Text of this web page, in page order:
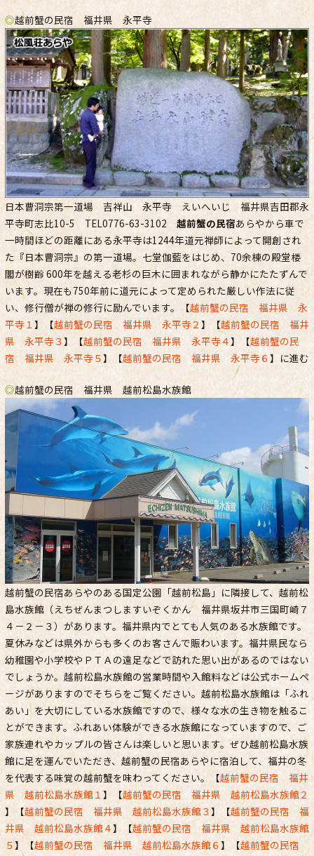
◎越前蟹の民宿 福井県 永平寺
日本曹洞宗第一道場 吉祥山 永平寺 えいへいじ 福井県吉田郡永
平寺町志比10-5 TEL0776-63-3102 越前蟹の民宿あらやから車で
一時間ほどの距離にある永平寺は1244年道元禅師によって開創され
た『日本曹洞宗』の第一道場。七堂伽藍をはじめ、70余棟の殿堂楼
閣が樹齢 600年を越える老杉の巨木に囲まれながら静かにたたずんで
います。現在も750年前に道元によって定められた厳しい作法に従
い、修行僧が禅の修行に励んでいます。【越前蟹の民宿 福井県 永
平寺１】【越前蟹の民宿 福井県 永平寺２】【越前蟹の民宿 福井
県 永平寺３】【越前蟹の民宿 福井県 永平寺４】【越前蟹の民
宿 福井県 永平寺５】【越前蟹の民宿 福井県 永平寺６】に進む
◎越前蟹の民宿 福井県 越前松島水族館
越前蟹の民宿あらやのある国定公園「越前松島」に隣接して、越前松
島水族館（えちぜんまつしますいぞくかん 福井県坂井市三国町崎７
４－２－３）があります。福井県内でとても人気のある水族館です。
夏休みなどは県外からも多くのお客さんで賑わいます。福井県民なら
幼稚園や小学校やＰＴＡの遠足などで訪れた思い出があるのではない
でしょうか。越前松島水族館の営業時間や入館料などは公式ホームペ
ージがありますのでそちらをご覧ください。越前松島水族館は「ふれ
あい」を大切にしている水族館ですので、様々な水の生き物を触るこ
とができます。ふれあい体験ができる水族館になっていますので、ご
家族連れやカップルの皆さんは楽しいと思います。ぜひ越前松島水族
館に足を運んでいただき、越前蟹の民宿あらやに宿泊して、福井の冬
を代表する味覚の越前蟹を味わってください。【越前蟹の民宿 福井
県 越前松島水族館１】【越前蟹の民宿 福井県 越前松島水族館２
】【越前蟹の民宿 福井県 越前松島水族館３】【越前蟹の民宿 福
井県 越前松島水族館４】【越前蟹の民宿 福井県 越前松島水族館
５】【越前蟹の民宿 福井県 越前松島水族館６】【越前蟹の民宿